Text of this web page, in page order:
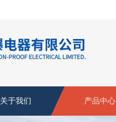
关于我们 产品中心